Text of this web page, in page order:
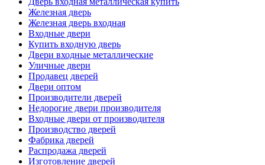
Железная дверь
Железная дверь входная
Входные двери
Купить входную дверь
Двери входные металлические
Уличные двери
Продавец дверей
Двери оптом
Производители дверей
Недорогие двери производителя
Входные двери от производителя
Производство дверей
Фабрика дверей
Распродажа дверей
Изготовление дверей